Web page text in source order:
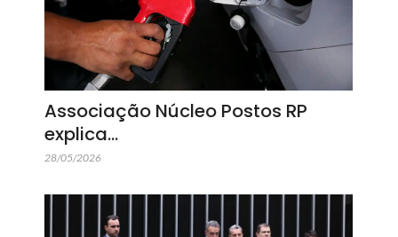
Associação Núcleo Postos RP
explica…
28/05/2026